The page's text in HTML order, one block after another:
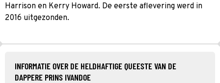
Harrison en Kerry Howard. De eerste aflevering werd in
2016 uitgezonden.
INFORMATIE OVER DE HELDHAFTIGE QUEESTE VAN DE
DAPPERE PRINS IVANDOE